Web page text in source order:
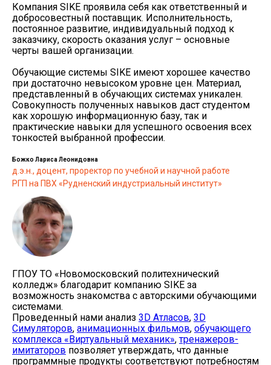
Компания SIKE проявила себя как ответственный и
добросовестный поставщик. Исполнительность,
постоянное развитие, индивидуальный подход к
заказчику, скорость оказания услуг – основные
черты вашей организации.
Обучающие системы SIKE имеют хорошее качество
при достаточно невысоком уровне цен. Материал,
представленный в обучающих системах уникален.
Совокупность полученных навыков даст студентом
как хорошую информационную базу, так и
практические навыки для успешного освоения всех
тонкостей выбранной профессии.
Божко Лариса Леонидовна
д.э.н., доцент, проректор по учебной и научной работе
РГП на ПВХ «Рудненский индустриальный институт»
ГПОУ ТО «Новомосковский политехнический
колледж» благодарит компанию SIKE за
возможность знакомства с авторскими обучающими
системами.
Проведенный нами анализ 3D Атласов, 3D
Симуляторов, анимационных фильмов, обучающего
комплекса «Виртуальный механик»,тренажеров-
имитаторов позволяет утверждать, что данные
программные продукты соответствуют потребностям